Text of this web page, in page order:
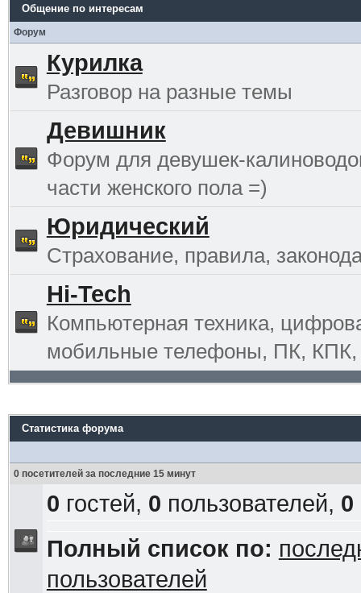
Общение по интересам
Форум
Курилка
Разговор на разные темы
Девишник
Форум для девушек-
части женского пола =)
Юридический
Страхование, правила,
Hi-Tech
Компьютерная техника,
мобильные телефоны, ПК, КПК,
Статистика форума
0 посетителей за последние 15 минут
0 гостей, 0 пользователей, 0
Полный список по:
пользователей